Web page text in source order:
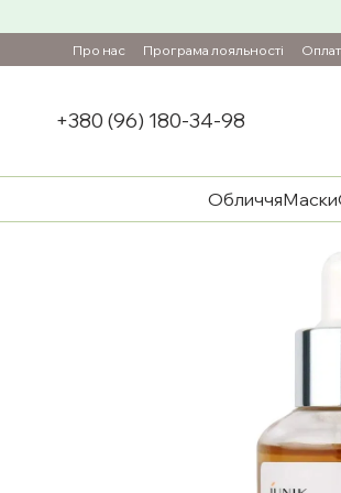
Про нас Програма лояльності
+380 (96) 180-34-98
ОбличчяМаски